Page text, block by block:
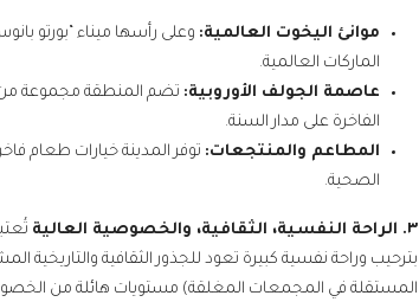
موانئ اليخوت العالمية:
الماركات العالمية.
عاصمة الجولف الأوروبية: تضم المنطقة مجموعة من
الفاخرة على مدار السنة.
المطاعم والمنتجعات: توفر المدينة خيارات طعام
الصحية.
٣. الراحة النفسية، الثقافية، والخصوصية العالية
بترحيب وراحة نفسية كبيرة تعود للجذور الثقافية والتاريخية
المستقلة في المجمعات المغلقة) مستويات هائلة من